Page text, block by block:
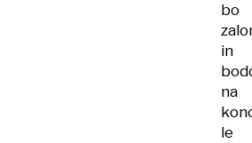
bo
in
na
le